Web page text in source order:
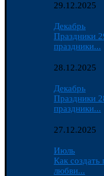
29.12.2025
Декабрь
Праздники
праздники...
28.12.2025
Декабрь
Праздники
праздники...
27.12.2025
Июль
Как создать
любви...